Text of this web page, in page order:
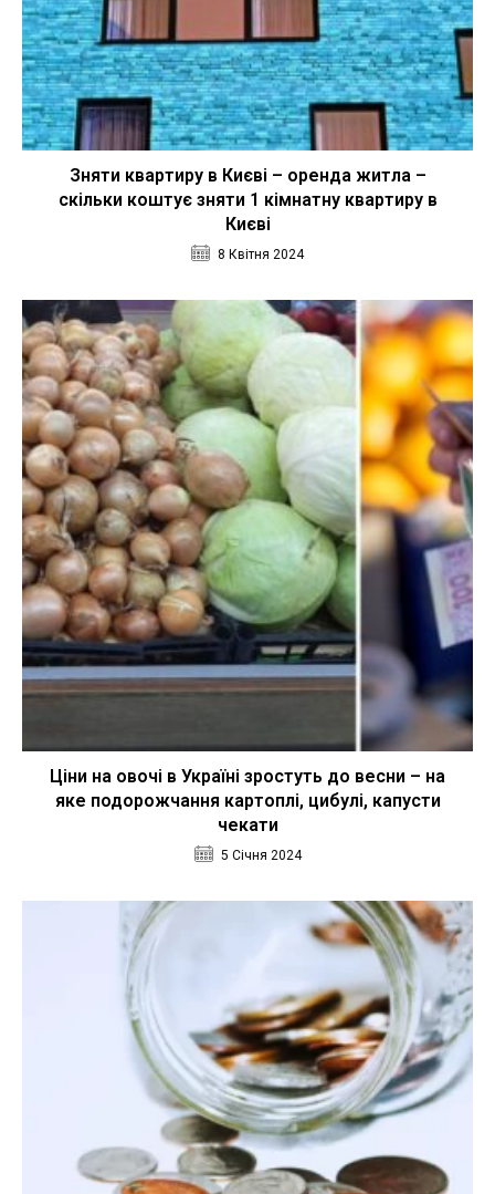
Зняти квартиру в Києві – оренда житла –
скільки коштує зняти 1 кімнатну квартиру в
Києві
8 Квітня 2024
Ціни на овочі в Україні зростуть до весни – на
яке подорожчання картоплі, цибулі, капусти
чекати
5 Січня 2024